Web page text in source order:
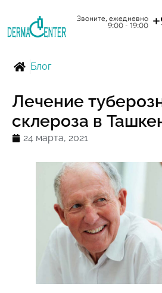
Звоните, ежедневно
9:00 - 19:00
Блог
Лечение
склероза в
24 марта, 2021